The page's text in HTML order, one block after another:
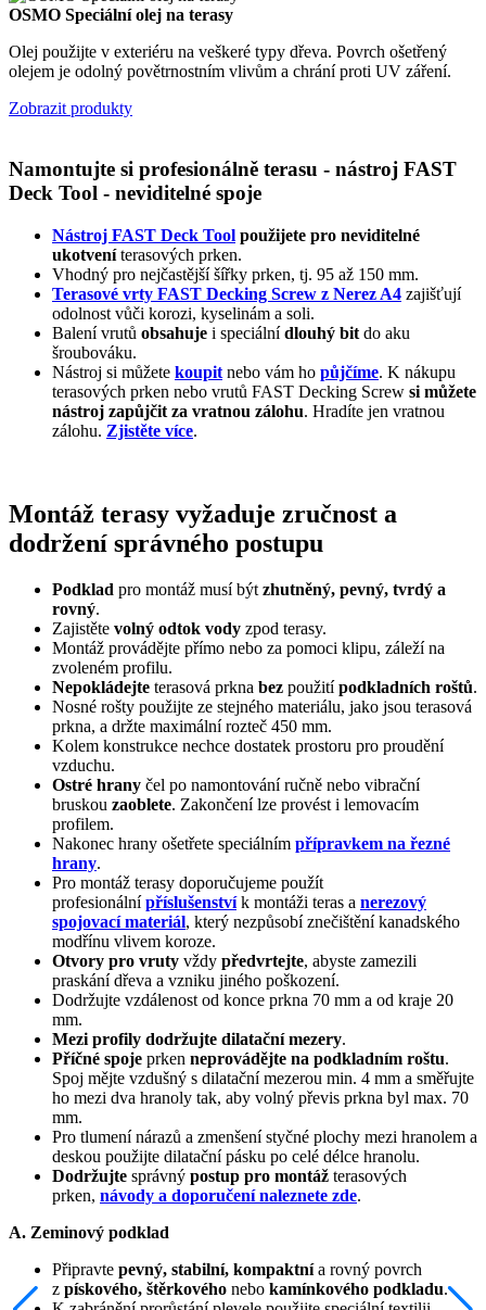
OSMO Speciální olej na terasy
Olej použijte v exteriéru na veškeré typy dřeva. Povrch ošetřený
olejem je odolný povětrnostním vlivům a chrání proti UV záření.
Zobrazit produkty
Namontujte si profesionálně terasu - nástroj FAST
Deck Tool - neviditelné spoje
Nástroj FAST Deck Tool použijete pro neviditelné
ukotveníterasových prken.
Vhodný pro nejčastější šířky prken, tj. 95 až 150 mm.
Terasové vrty FAST Decking Screw z Nerez A4 zajišťují
odolnost vůči korozi, kyselinám a soli.
Balení vrutů obsahuje i speciálnídlouhý bit do aku
šroubováku.
Nástroj si můžete koupit nebo vám ho půjčíme. K nákupu
terasových prken nebo vrutů FAST Decking Screw si můžete
nástroj zapůjčit za vratnou zálohu. Hradíte jen vratnou
zálohu. Zjistěte více.
Montáž terasy vyžaduje zručnost a
dodržení správného postupu
Podklad pro montáž musí být zhutněný, pevný, tvrdý a
rovný.
Zajistěte volný odtok vody zpod terasy.
Montáž provádějte přímo nebo za pomoci klipu, záleží na
zvoleném profilu.
Nepokládejte terasová prkna bez použitípodkladních roštů.
Nosné rošty použijte ze stejného materiálu, jako jsou terasová
prkna, a držte maximální rozteč 450 mm.
Kolem konstrukce nechce dostatek prostoru pro proudění
vzduchu.
Ostré hrany čel po namontování ručně nebo vibrační
bruskou zaoblete. Zakončení lze provést i lemovacím
profilem.
Nakonec hrany ošetřete speciálním přípravkem na řezné
hrany.
Pro montáž terasy doporučujeme použít
profesionálnípříslušenstvík montáži teras a nerezový
spojovací materiál, který nezpůsobí znečištění kanadského
modřínu vlivem koroze.
Otvory pro vruty vždy předvrtejte, abyste zamezili
praskání dřeva a vzniku jiného poškození.
Dodržujte vzdálenost od konce prkna 70 mm a od kraje 20
mm.
Mezi profily dodržujte dilatační mezery.
Příčné spoje prken neprovádějte na podkladním roštu.
Spoj mějte vzdušný s dilatační mezerou min. 4 mm a směřujte
ho mezi dva hranoly tak, aby volný převis prkna byl max. 70
mm.
Pro tlumení nárazů a zmenšení styčné plochy mezi hranolem a
deskou použijte dilatační pásku po celé délce hranolu.
Dodržujte správný postup pro montáž terasových
prken, návody a doporučení naleznete zde.
A. Zeminový podklad
Připravte pevný, stabilní, kompaktnía rovný povrch
z pískového, štěrkového nebo kamínkového podkladu.